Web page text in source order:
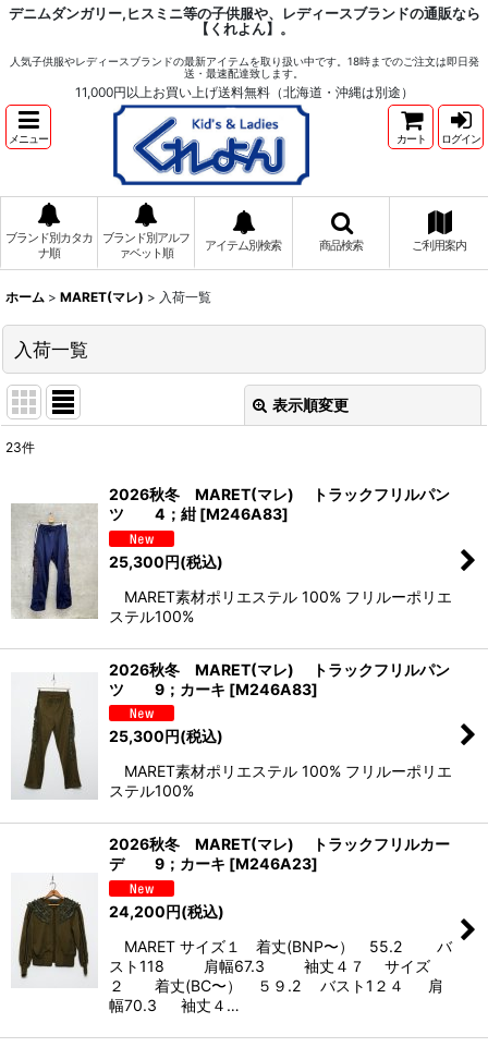
デニムダンガリー,ヒスミニ等の子供服や、レディースブランドの通販なら
【くれよん】。
人気子供服やレディースブランドの最新アイテムを取り扱い中です。18時までのご注文は即日発
送・最速配達致します。
11,000円以上お買い上げ送料無料（北海道・沖縄は別途）
メニュー カート ログイン
ブランド別カタカ
ナ順
ブランド別アルフ
ァベット順
アイテム別検索 商品検索 ご利用案内
ホーム > MARET(マレ) > 入荷一覧
入荷一覧
表示順変更
並び順:
23件
2026秋冬 MARET(マレ) トラックフリルパン
ツ 4；紺 [M246A83]
25,300円(税込)
MARET素材ポリエステル 100% フリルーポリエ
ステル100%
2026秋冬 MARET(マレ) トラックフリルパン
ツ 9；カーキ [M246A83]
25,300円(税込)
MARET素材ポリエステル 100% フリルーポリエ
ステル100%
2026秋冬 MARET(マレ) トラックフリルカー
デ 9；カーキ [M246A23]
24,200円(税込)
MARET サイズ１ 着丈(BNP〜） 55.2 バ
スト118 肩幅67.3 袖丈４７ サイズ
２ 着丈(BC〜） ５９.2 バスト1２４ 肩
幅70.3 袖丈４…